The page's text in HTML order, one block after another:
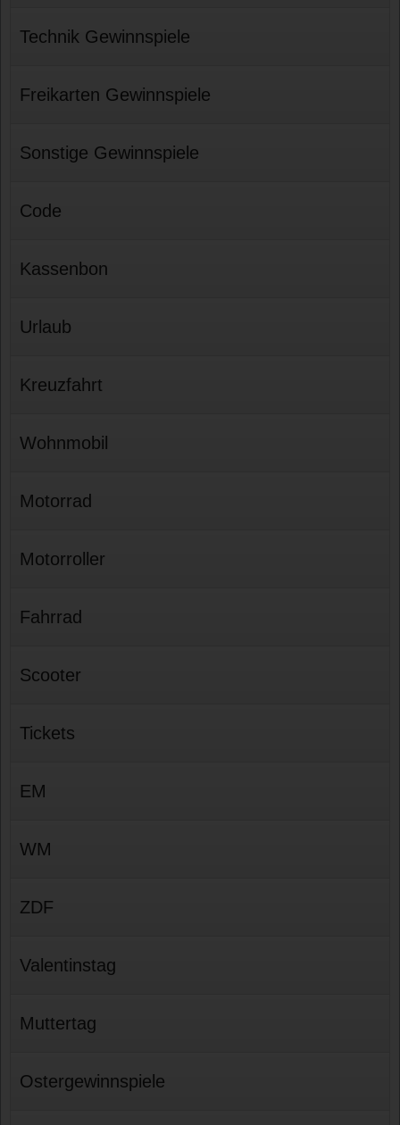
Technik Gewinnspiele
Freikarten Gewinnspiele
Sonstige Gewinnspiele
Code
Kassenbon
Urlaub
Kreuzfahrt
Wohnmobil
Motorrad
Motorroller
Fahrrad
Scooter
Tickets
EM
WM
ZDF
Valentinstag
Muttertag
Ostergewinnspiele